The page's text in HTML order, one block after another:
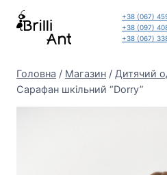
Перейти
+38 (067)
+38 (097)
+38 (067)
Головна / Магазин / Дитячий
Сарафан шкільний “Dorry”